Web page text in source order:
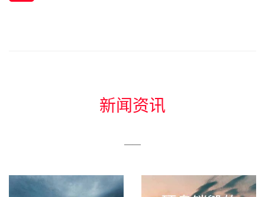
新闻资讯
——